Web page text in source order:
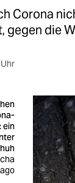
Corona
gegen die
ein